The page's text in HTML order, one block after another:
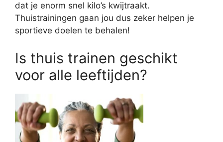
dat je enorm snel kilo’s kwijtraakt.
Thuistrainingen gaan jou dus zeker helpen je
sportieve doelen te behalen!
Is thuis trainen geschikt
voor alle leeftijden?